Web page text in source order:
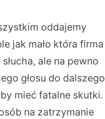
oddajemy
jak mało która firma
ale na pewno
głosu do dalszego
mieć fatalne skutki.
na zatrzymanie